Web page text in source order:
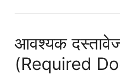
आवश्यक
(Required